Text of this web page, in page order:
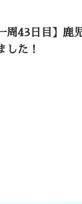
周43日目】
した！